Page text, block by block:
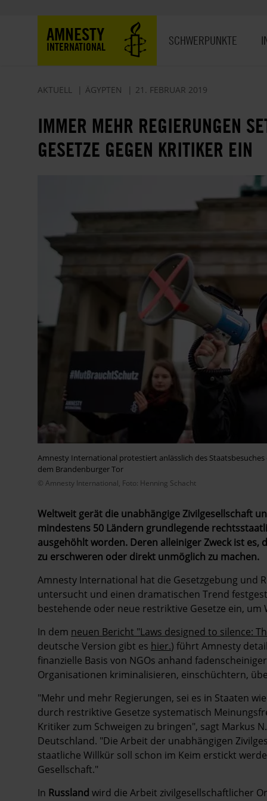
AMNESTY
INTERNATIONAL SCHWERPUNKTE
AKTUELL ÄGYPTEN 21. FEBRUAR 2019
IMMER MEHR REGIERUNGEN
GESETZE GEGEN KRITIKER EIN
Amnesty International protestiert anlässlich des
dem Brandenburger Tor
© Amnesty International, Foto: Henning Schacht
Weltweit gerät die unabhängige Zivilgesellschaft
mindestens 50 Ländern grundlegende
ausgehöhlt worden. Deren alleiniger Zweck ist
zu erschweren oder direkt unmöglich zu machen.
Amnesty International hat die Gesetzgebung und
untersucht und einen dramatischen Trend
bestehende oder neue restriktive Gesetze ein,
In dem neuen Bericht "Laws designed to silence:
deutsche Version gibt es hier.) führt Amnesty
finanzielle Basis von NGOs anhand
Organisationen kriminalisieren, einschüchtern,
"Mehr und mehr Regierungen, sei es in Staaten
durch restriktive Gesetze systematisch
Kritiker zum Schweigen zu bringen", sagt Markus
Deutschland. "Die Arbeit der unabhängigen
staatliche Willkür soll schon im Keim erstickt
Gesellschaft."
In Russland wird die Arbeit zivilgesellschaftlicher